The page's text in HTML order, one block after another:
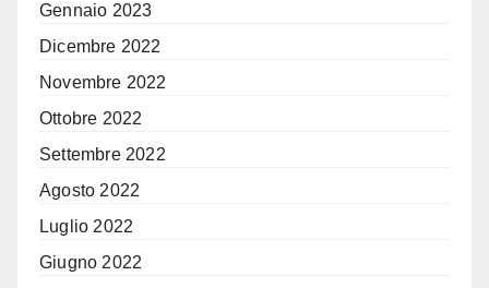
Gennaio 2023
Dicembre 2022
Novembre 2022
Ottobre 2022
Settembre 2022
Agosto 2022
Luglio 2022
Giugno 2022